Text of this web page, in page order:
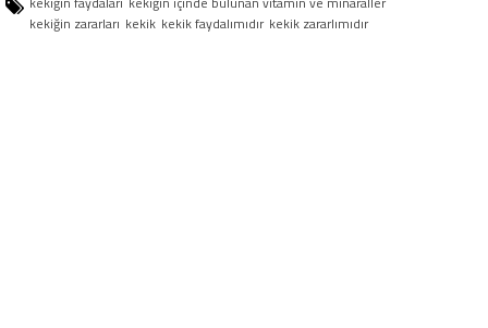
kekiğin zararları kekik kekik faydalımıdır kekik zararlımıdır